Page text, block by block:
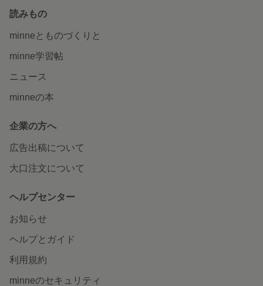
読みもの
minneとものづくりと
minne学習帖
ニュース
minneの本
企業の方へ
広告出稿について
大口注文について
ヘルプセンター
お知らせ
ヘルプとガイド
利用規約
minneのセキュリティ